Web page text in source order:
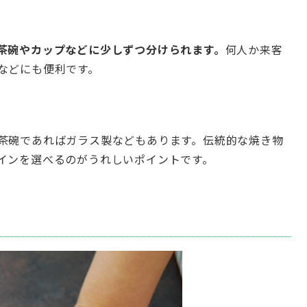
やカップなどに少しずつ分けられます。 何人か来客
にも便利です。
であればガラス製などもあります。伝統的な焼き物
を選べるのがうれしいポイントです。